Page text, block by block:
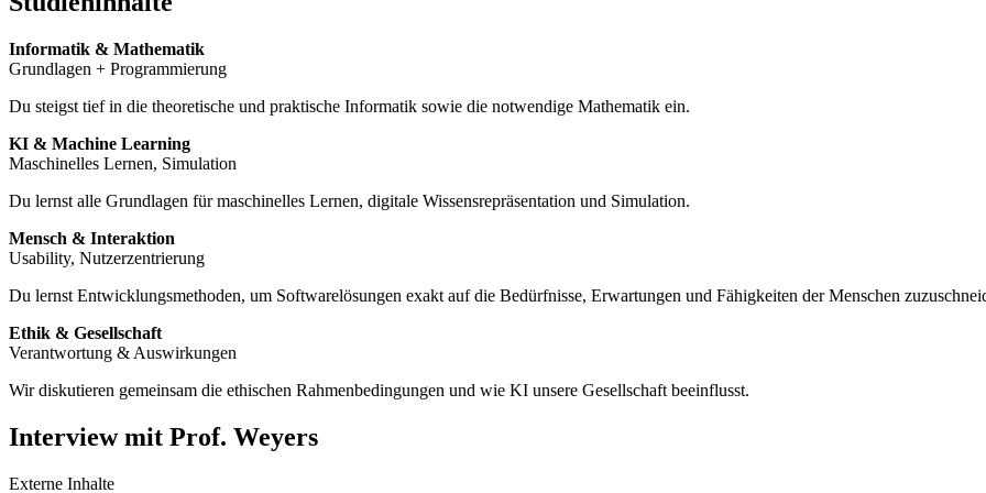
Informatik & Mathematik
Grundlagen + Programmierung
Du steigst tief in die theoretische und praktische Informatik sowie die notwendige Mathematik ein.
KI & Machine Learning
Maschinelles Lernen, Simulation
Du lernst alle Grundlagen für maschinelles Lernen, digitale Wissensrepräsentation und Simulation.
Mensch & Interaktion
Usability, Nutzerzentrierung
Du lernst Entwicklungsmethoden, um Softwarelösungen exakt auf die Bedürfnisse, Erwartungen und Fähigkeiten der Menschen
Ethik & Gesellschaft
Verantwortung & Auswirkungen
Wir diskutieren gemeinsam die ethischen Rahmenbedingungen und wie KI unsere Gesellschaft beeinflusst.
Interview mit Prof. Weyers
Externe Inhalte